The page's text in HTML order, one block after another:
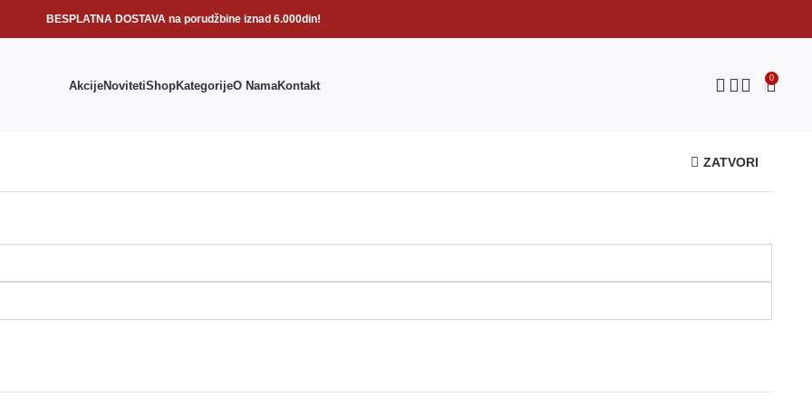
BESPLATNA DOSTAVA na porudžbine iznad 6.000din!
AkcijeNovitetiShopKategorijeO NamaKontakt
0
ZATVORI